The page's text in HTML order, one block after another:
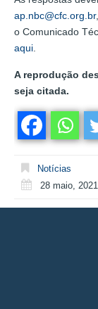
ap.nbc@cfc.org.br
o Comunicado
aqui
A reprodução
seja citada.
Notícias
28 maio, 2021